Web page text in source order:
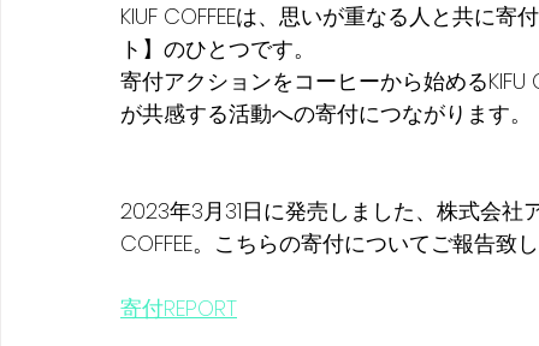
KIUF COFFEEは、思いが重なる人と共に
ト】のひとつです。
寄付アクションをコーヒーから始めるKIFU
が共感する活動への寄付につながります。
2023年3月31日に発売しました、株式会社
COFFEE。こちらの寄付についてご報告致
寄付REPORT